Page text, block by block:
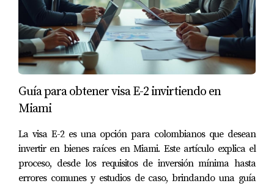
Guía para obtener visa E-2 invirtiendo en
Miami
La visa E-2 es una opción para colombianos que desean
invertir en bienes raíces en Miami. Este artículo explica el
proceso, desde los requisitos de inversión mínima hasta
errores comunes y estudios de caso, brindando una guía